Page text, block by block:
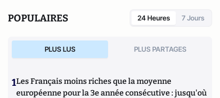
POPULAIRES 24 Heures 7 Jours
PLUS LUS PLUS PARTAGES
1Les Français moins riches que la moyenne
européenne pour la 3e année consécutive : jusqu'où